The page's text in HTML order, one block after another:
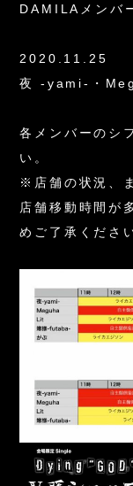
DAMILAメンバ
2020.11.25
夜 -yami-・
各メンバーのシ
い。
※店舗の状況、
店舗移動時間が
めご了承くださ